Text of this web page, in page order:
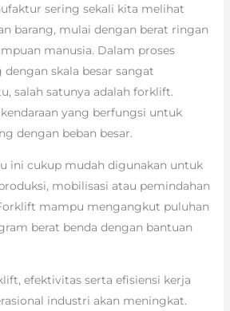
sering sekali kita melihat
barang, mulai dengan berat ringan
manusia. Dalam proses
skala besar sangat
salah satunya adalah forklift.
yang berfungsi untuk
dengan beban besar.
ini cukup mudah digunakan untuk
mobilisasi atau pemindahan
mampu mengangkut puluhan
berat benda dengan bantuan
efektivitas serta efisiensi kerja
industri akan meningkat.